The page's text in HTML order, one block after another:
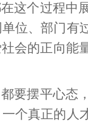
这个过程中
位、部门有
会的正向能
要摆平心态
个真正的人